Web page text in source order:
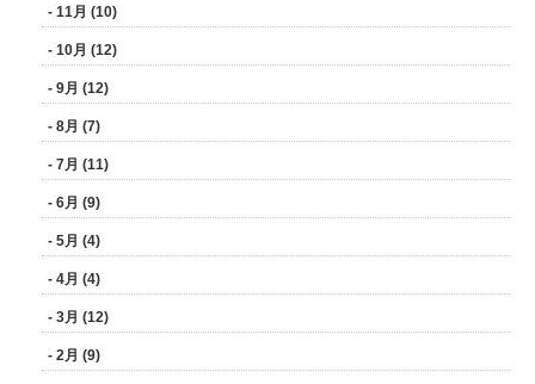
- 11月 (10)
- 10月 (12)
- 9月 (12)
- 8月 (7)
- 7月 (11)
- 6月 (9)
- 5月 (4)
- 4月 (4)
- 3月 (12)
- 2月 (9)